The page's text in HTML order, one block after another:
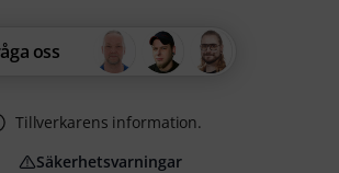
oss
Tillverkarens information.
Säkerhetsvarningar